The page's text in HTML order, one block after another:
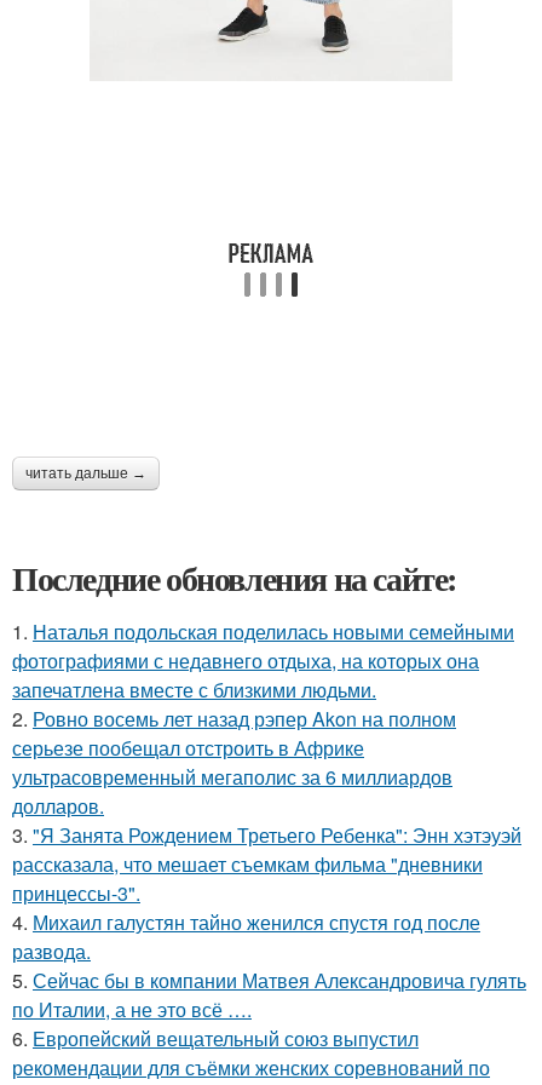
читать дальше →
Последние обновления на сайте:
1. Наталья подольская поделилась новыми семейными
фотографиями с недавнего отдыха, на которых она
запечатлена вместе с близкими людьми.
2. Ровно восемь лет назад рэпер Akon на полном
серьезе пообещал отстроить в Африке
ультрасовременный мегаполис за 6 миллиардов
долларов.
3. "Я Занята Рождением Третьего Ребенка": Энн хэтэуэй
рассказала, что мешает съемкам фильма "дневники
принцессы-3".
4. Михаил галустян тайно женился спустя год после
развода.
5. Сейчас бы в компании Матвея Александровича гулять
по Италии, а не это всё ….
6. Европейский вещательный союз выпустил
рекомендации для съёмки женских соревнований по